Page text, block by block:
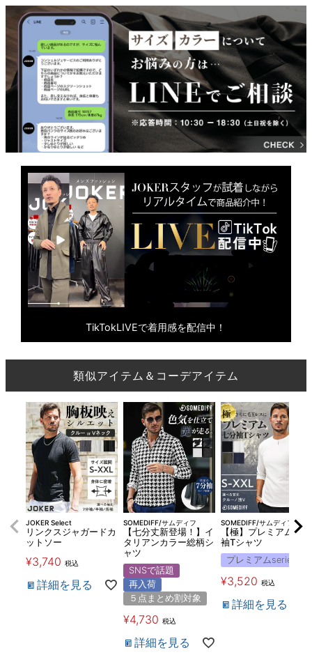
TikTokLIVEで着用感を配信中！
類似アイテム＆コーデアイテム
JOKER Select
リンクスジャガードカ
ットソー
¥3,740 税込
詳細を見る
SOMEDIFF/サムディフ
【七分丈新登場！】イ
タリアンカラー総柄シ
ャツ
SNSで話題
再入荷
５点まとめ割対象
¥4,730 税込
詳細を見る
SOMEDIFF/サムディフ
【極】プレミアム7分
袖Tシャツ
プレミアムseries
¥3,520 税込
詳細を見る